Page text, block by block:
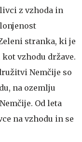
z vzhoda in
stranka, ki je
vzhodu države.
Nemčije so
na ozemlju
Od leta
na vzhodu in se